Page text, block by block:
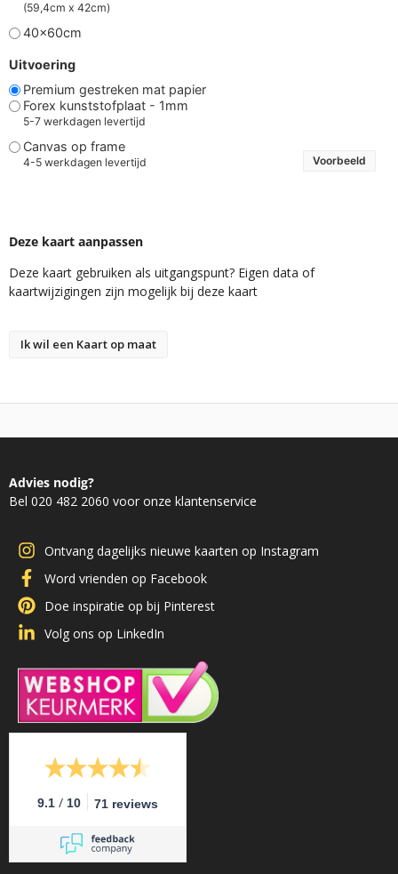
(59,4cm x 42cm)
40x60cm
Uitvoering
Premium gestreken mat papier
Forex kunststofplaat - 1mm
5-7 werkdagen levertijd
Canvas op frame
4-5 werkdagen levertijd Voorbeeld
Deze kaart aanpassen
Deze kaart gebruiken als uitgangspunt? Eigen data of
kaartwijzigingen zijn mogelijk bij deze kaart
Ik wil een Kaart op maat
Advies nodig?
Bel 020 482 2060 voor onze klantenservice
Ontvang dagelijks nieuwe kaarten op Instagram
Word vrienden op Facebook
Doe inspiratie op bij Pinterest
Volg ons op LinkedIn
9.1 / 10 71 reviews